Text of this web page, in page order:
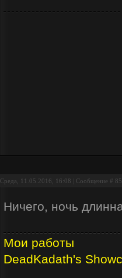
Среда, 11.05.2016, 16:08 | Сообщение # 85
Ничего, ночь
Мои работы
DeadKadath's